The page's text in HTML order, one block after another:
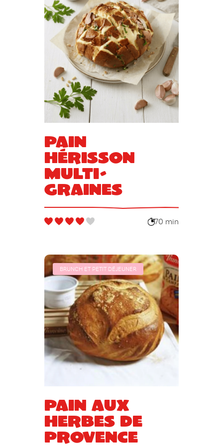
Pain
hérisson
multi-
graines
70 min
BRUNCH ET PETIT DÉJEUNER
Pain aux
herbes de
Provence